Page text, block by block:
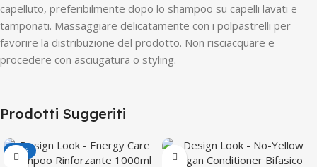
capelluto, preferibilmente dopo lo shampoo su capelli lavati e
tamponati. Massaggiare delicatamente con i polpastrelli per
favorire la distribuzione del prodotto. Non risciacquare e
procedere con asciugatura o styling.
Prodotti Suggeriti
-50%